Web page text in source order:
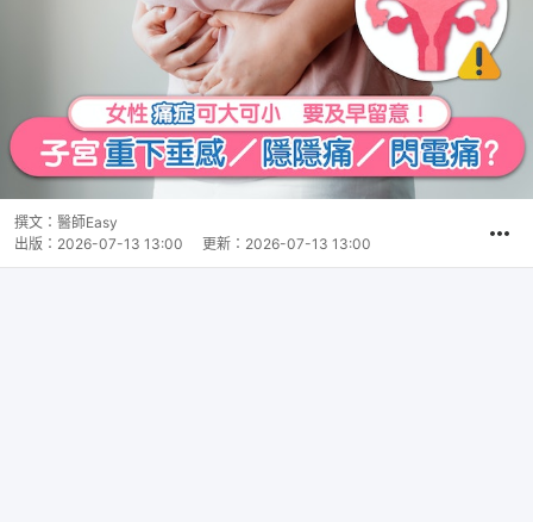
撰文： 醫師Easy
出版： 2026-07-13 13:00 更新： 2026-07-13 13:00